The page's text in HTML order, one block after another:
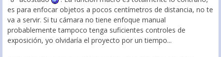
es para enfocar objetos a pocos centímetros de distancia, no te
va a servir. Si tu cámara no tiene enfoque manual
probablemente tampoco tenga suficientes controles de
exposición, yo olvidaría el proyecto por un tiempo...